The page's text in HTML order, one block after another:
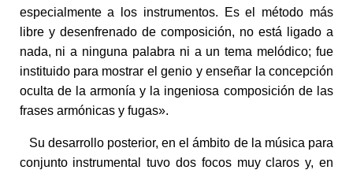
especialmente a los instrumentos. Es el método más
libre y desenfrenado de composición, no está ligado a
nada, ni a ninguna palabra ni a un tema melódico; fue
instituido para mostrar el genio y enseñar la concepción
oculta de la armonía y la ingeniosa composición de las
frases armónicas y fugas».
Su desarrollo posterior, en el ámbito de la música para
conjunto instrumental tuvo dos focos muy claros y, en